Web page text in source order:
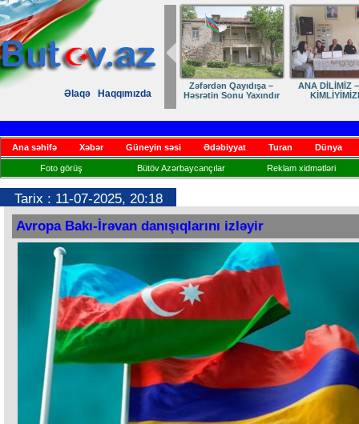
Əlaqə Haqqımızda
Zəfərdən Qayıdışa –
Həsrətin Sonu Yaxındır
ANA DİLİMİZ
Ana səhifə Xəbər Güneyin səsi Ədəbiyyat Turan Dünya
Foto görüş Bütöv Azərbaycançılar Reklam xidmətləri
Tarix : 11-07-2025, 20:18
Avropa Bakı-İrəvan danışıqlarını izləyir